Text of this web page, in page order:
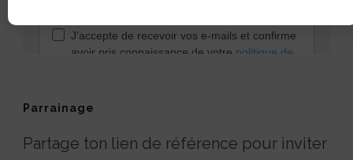
Parrainage
Partage ton lien de référence pour inviter